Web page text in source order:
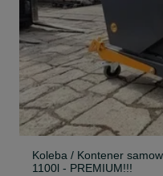
Koleba / Kontener
1100l - PREMIUM!!!